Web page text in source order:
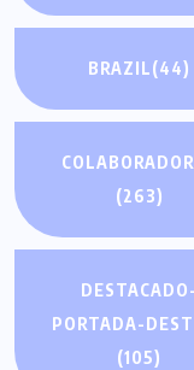
BRAZIL(44)
(263)
DESTACADO-
PORTADA-
(105)